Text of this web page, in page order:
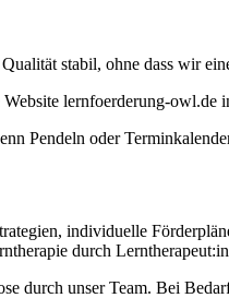
stabil, ohne dass wir
lernfoerderung-owl.de
Pendeln oder
individuelle
durch
durch unser Team. Bei